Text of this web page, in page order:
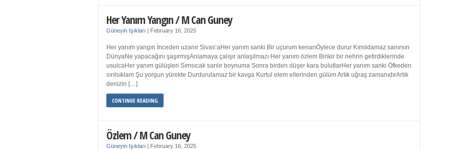
Her Yanım Yangın / M Can Guney
Güneyin Işıkları February 16, 2025
Her yanım yangın İnceden uzanır Sivas’aHer yanım sanki Bir uçurum kenarıÖylece durur Kımıldamaz sanırsın
DünyaNe yapacağını şaşırmışAnlamaya çalışır anlaşılmazı Her yanım özlem Birikir bir nehrin getirdiklerinde
usulcaHer yanım gülüşleri Sımsıcak sarılır boynuma Sonra birden düşer kara bulutlarHer yanım sanki Öfkeden
sırılsıklam Şu yorgun yürekte Durdurulamaz bir kavga Kurtul elem ellerinden gülüm Artık uğraş zamanıdırArtık
denizin […]
CONTINUE READING
Özlem / M Can Guney
Güneyin Işıkları February 16, 2025